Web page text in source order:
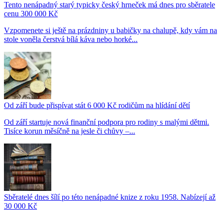
Tento nenápadný starý typicky český hrneček má dnes pro sběratele
cenu 300 000 Kč
Vzpomenete si ještě na prázdniny u babičky na chalupě, kdy vám na
stole voněla čerstvá bílá káva nebo horké...
Od září bude přispívat stát 6 000 Kč rodičům na hlídání dětí
Od září startuje nová finanční podpora pro rodiny s malými dětmi.
Tisíce korun měsíčně na jesle či chůvy –...
Sběratelé dnes šílí po této nenápadné knize z roku 1958. Nabízejí až
30 000 Kč